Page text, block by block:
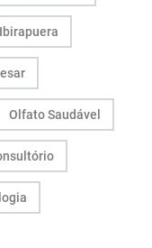
Olfato Saudável